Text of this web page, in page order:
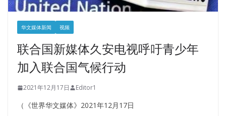
华文媒体新闻 视频
联合国新媒体久安电视呼吁青少年
加入联合国气候行动
2021年12月17日 Editor1
（《世界华文媒体》2021年12月17日